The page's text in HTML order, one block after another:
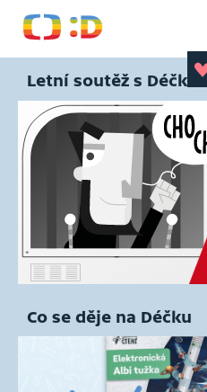
Letní soutěž s Déčkem
Co se děje na Déčku